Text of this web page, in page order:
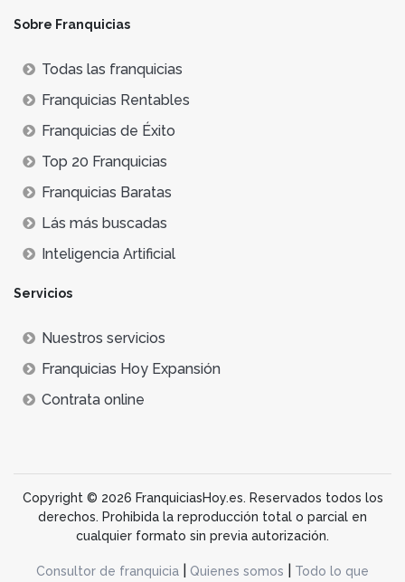
Sobre Franquicias
Todas las franquicias
Franquicias Rentables
Franquicias de Éxito
Top 20 Franquicias
Franquicias Baratas
Lás más buscadas
Inteligencia Artificial
Servicios
Nuestros servicios
Franquicias Hoy Expansión
Contrata online
Copyright © 2026 FranquiciasHoy.es. Reservados todos los
derechos. Prohibida la reproducción total o parcial en
cualquier formato sin previa autorización.
Consultor de franquicia Quienes somos Todo lo que